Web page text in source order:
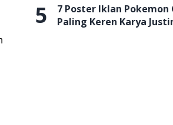
5
7 Poster Iklan Pokemon
Paling Keren Karya